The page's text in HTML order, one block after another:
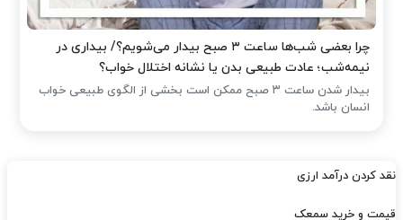
چرا بعضی شب‌ها ساعت ۳ صبح بیدار می‌شویم؟/ بیداری در
نیمه‌شب؛ عادت طبیعی بدن یا نشانه اختلال خواب؟
بیدار شدن ساعت ۳ صبح ممکن است بخشی از الگوی طبیعی خواب
انسان باشد.
نقد کردن درآمد ارزی
قیمت و خرید سمعک